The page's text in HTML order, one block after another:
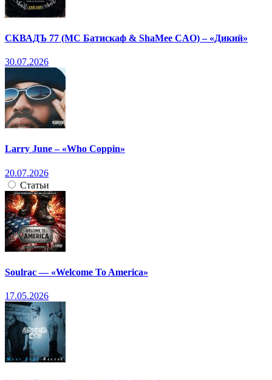
СКВАДЪ 77 (МС Батискаф & ShaMee CAO) – «Дикий»
30.07.2026
Larry June – «Who Coppin»
20.07.2026
Статьи
Soulrac — «Welcome To America»
17.05.2026